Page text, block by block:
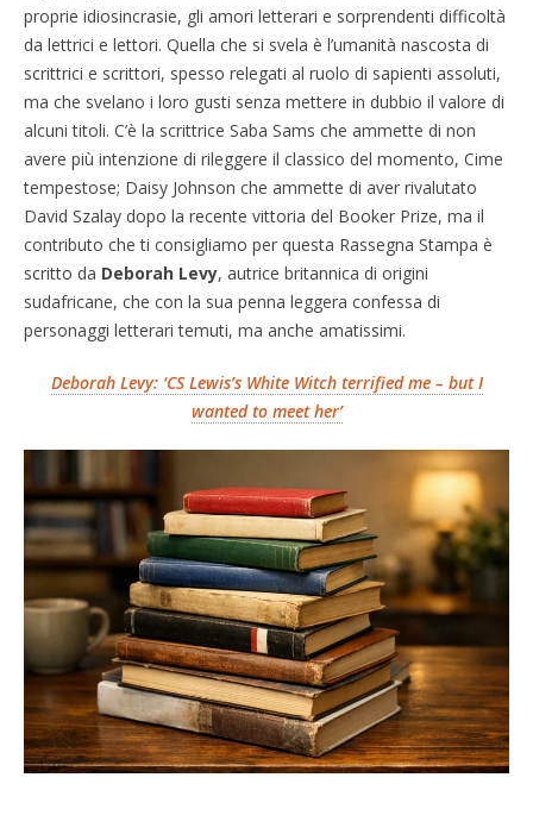
proprie idiosincrasie, gli amori letterari e sorprendenti difficoltà
da lettrici e lettori. Quella che si svela è l’umanità nascosta di
scrittrici e scrittori, spesso relegati al ruolo di sapienti assoluti,
ma che svelano i loro gusti senza mettere in dubbio il valore di
alcuni titoli. C’è la scrittrice Saba Sams che ammette di non
avere più intenzione di rileggere il classico del momento, Cime
tempestose; Daisy Johnson che ammette di aver rivalutato
David Szalay dopo la recente vittoria del Booker Prize, ma il
contributo che ti consigliamo per questa Rassegna Stampa è
scritto da Deborah Levy, autrice britannica di origini
sudafricane, che con la sua penna leggera confessa di
personaggi letterari temuti, ma anche amatissimi.
Deborah Levy: ‘CS Lewis’s White Witch terrified me – but I
wanted to meet her’